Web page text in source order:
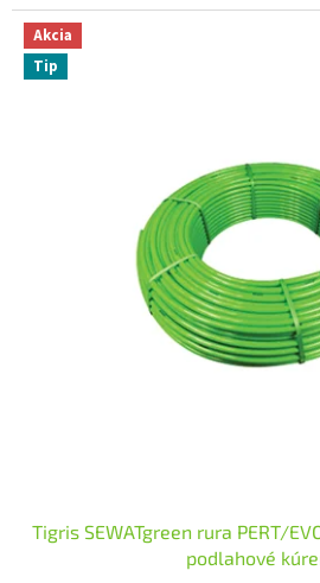
Akcia
Tip
Tigris SEWATgreen rura PERT/
podlahové